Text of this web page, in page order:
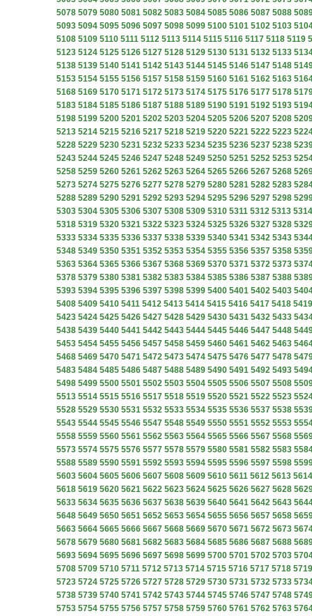
5078 5079 5080 5081 5082 5083 5084 5085 5086 5087 5088
5093 5094 5095 5096 5097 5098 5099 5100 5101 5102 5103
5108 5109 5110 5111 5112 5113 5114 5115 5116 5117 5118 5119
5123 5124 5125 5126 5127 5128 5129 5130 5131 5132 5133
5138 5139 5140 5141 5142 5143 5144 5145 5146 5147 5148
5153 5154 5155 5156 5157 5158 5159 5160 5161 5162 5163
5168 5169 5170 5171 5172 5173 5174 5175 5176 5177 5178
5183 5184 5185 5186 5187 5188 5189 5190 5191 5192 5193
5198 5199 5200 5201 5202 5203 5204 5205 5206 5207 5208
5213 5214 5215 5216 5217 5218 5219 5220 5221 5222 5223
5228 5229 5230 5231 5232 5233 5234 5235 5236 5237 5238
5243 5244 5245 5246 5247 5248 5249 5250 5251 5252 5253
5258 5259 5260 5261 5262 5263 5264 5265 5266 5267 5268
5273 5274 5275 5276 5277 5278 5279 5280 5281 5282 5283
5288 5289 5290 5291 5292 5293 5294 5295 5296 5297 5298
5303 5304 5305 5306 5307 5308 5309 5310 5311 5312 5313 5314
5318 5319 5320 5321 5322 5323 5324 5325 5326 5327 5328
5333 5334 5335 5336 5337 5338 5339 5340 5341 5342 5343
5348 5349 5350 5351 5352 5353 5354 5355 5356 5357 5358
5363 5364 5365 5366 5367 5368 5369 5370 5371 5372 5373
5378 5379 5380 5381 5382 5383 5384 5385 5386 5387 5388
5393 5394 5395 5396 5397 5398 5399 5400 5401 5402 5403
5408 5409 5410 5411 5412 5413 5414 5415 5416 5417 5418 5419
5423 5424 5425 5426 5427 5428 5429 5430 5431 5432 5433
5438 5439 5440 5441 5442 5443 5444 5445 5446 5447 5448
5453 5454 5455 5456 5457 5458 5459 5460 5461 5462 5463
5468 5469 5470 5471 5472 5473 5474 5475 5476 5477 5478
5483 5484 5485 5486 5487 5488 5489 5490 5491 5492 5493
5498 5499 5500 5501 5502 5503 5504 5505 5506 5507 5508
5513 5514 5515 5516 5517 5518 5519 5520 5521 5522 5523
5528 5529 5530 5531 5532 5533 5534 5535 5536 5537 5538
5543 5544 5545 5546 5547 5548 5549 5550 5551 5552 5553
5558 5559 5560 5561 5562 5563 5564 5565 5566 5567 5568
5573 5574 5575 5576 5577 5578 5579 5580 5581 5582 5583
5588 5589 5590 5591 5592 5593 5594 5595 5596 5597 5598
5603 5604 5605 5606 5607 5608 5609 5610 5611 5612 5613 5614
5618 5619 5620 5621 5622 5623 5624 5625 5626 5627 5628
5633 5634 5635 5636 5637 5638 5639 5640 5641 5642 5643
5648 5649 5650 5651 5652 5653 5654 5655 5656 5657 5658
5663 5664 5665 5666 5667 5668 5669 5670 5671 5672 5673
5678 5679 5680 5681 5682 5683 5684 5685 5686 5687 5688
5693 5694 5695 5696 5697 5698 5699 5700 5701 5702 5703
5708 5709 5710 5711 5712 5713 5714 5715 5716 5717 5718 5719
5723 5724 5725 5726 5727 5728 5729 5730 5731 5732 5733
5738 5739 5740 5741 5742 5743 5744 5745 5746 5747 5748
5753 5754 5755 5756 5757 5758 5759 5760 5761 5762 5763